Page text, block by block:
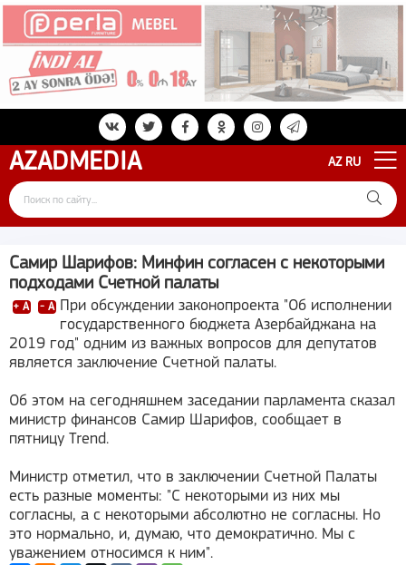
AZADMEDIA AZ RU
Самир Шарифов: Минфин согласен с некоторыми
подходами Счетной палаты
+ A - A При обсуждении законопроекта "Об исполнении
государственного бюджета Азербайджана на
2019 год" одним из важных вопросов для депутатов
является заключение Счетной палаты.
Об этом на сегодняшнем заседании парламента сказал
министр финансов Самир Шарифов, сообщает в
пятницу Trend.
Министр отметил, что в заключении Счетной Палаты
есть разные моменты: "С некоторыми из них мы
согласны, а с некоторыми абсолютно не согласны. Но
это нормально, и, думаю, что демократично. Мы с
уважением относимся к ним".